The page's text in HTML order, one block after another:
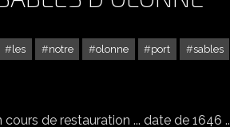
les notre olonne port sables
de restauration ... date de 1646 ... ...